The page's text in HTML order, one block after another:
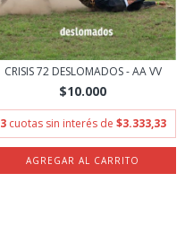
CRISIS 72 DESLOMADOS - AA VV
$10.000
3 cuotas sin interés de $3.333,33